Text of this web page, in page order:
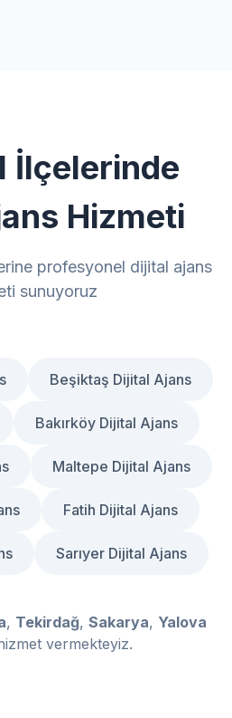
İlçelerinde
Hizmeti
profesyonel dijital ajans
sunuyoruz
Beşiktaş Dijital Ajans
Bakırköy Dijital Ajans
Maltepe Dijital Ajans
Fatih Dijital Ajans
Sarıyer Dijital Ajans
, Tekirdağ, Sakarya, Yalova
vermekteyiz.